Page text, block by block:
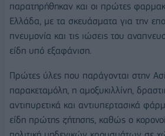
παρατηρήθηκαν και οι πρώτες
Ελλάδα, με τα σκευάσματα για την
πνευμονία και τις ιώσεις του
είδη υπό εξαφάνιση.
Πρώτες ύλες που παράγονται στην
παρακεταμόλη, η αμοξυκιλλίνη,
αντιπυρετικά και αντιυπερτασικά
είδη πρώτης ζήτησης, καθώς ο